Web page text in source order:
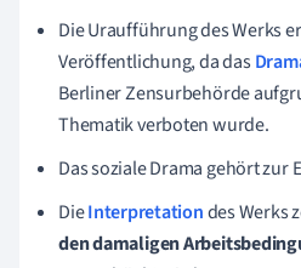
Die Uraufführung des Werks
Veröffentlichung, da das
Berliner Zensurbehörde
Thematik verboten wurde.
Das soziale Drama gehört zur
DieInterpretationdes Werks
den damaligen